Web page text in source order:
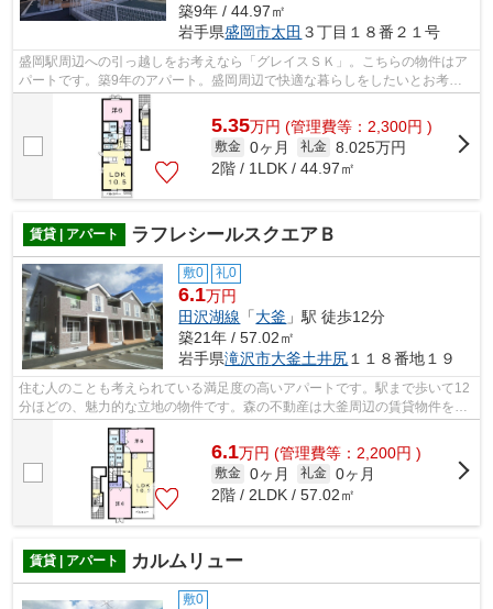
築9年 / 44.97㎡
岩手県盛岡市太田 ３丁目１８番２１号
盛岡駅周辺への引っ越しをお考えなら「グレイスＳＫ」。こちらの物件はア
パートです。築9年のアパート。盛岡周辺で快適な暮らしをしたいとお考え
でしたら、当社オススメ物件をご覧下さ...
5.35万円 (管理費等：2,300円 )
敷金 0ヶ月 礼金 8.025万円
2階 / 1LDK / 44.97㎡
賃貸 | アパート ラフレシールスクエアＢ
敷0 礼0
6.1万円
田沢湖線 「大釜 」駅 徒歩12分
築21年 / 57.02㎡
岩手県滝沢市大釜土井尻 １１８番地１９
住む人のことも考えられている満足度の高いアパートです。駅まで歩いて12
分ほどの、魅力的な立地の物件です。森の不動産は大釜周辺の賃貸物件を豊
富に取り扱っており、お客様のご希望...
6.1万円 (管理費等：2,200円 )
敷金 0ヶ月 礼金 0ヶ月
2階 / 2LDK / 57.02㎡
賃貸 | アパート カルムリュー
敷0